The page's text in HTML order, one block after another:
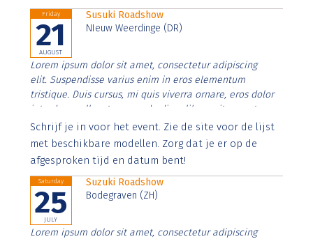
Friday
21
AUGUST
Susuki Roadshow
NIeuw Weerdinge (DR)
Lorem ipsum dolor sit amet, consectetur adipiscing
elit. Suspendisse varius enim in eros elementum
tristique. Duis cursus, mi quis viverra ornare, eros dolor
interdum nulla, ut commodo diam libero vitae erat.
Aenean faucibus nibh et justo cursus id rutrum lorem
imperdiet. Nunc ut sem vitae risus tristique posuere.
Schrijf je in voor het event. Zie de site voor de lijst
met beschikbare modellen. Zorg dat je er op de
afgesproken tijd en datum bent!
Saturday
25
JULY
Suzuki Roadshow
Bodegraven (ZH)
Lorem ipsum dolor sit amet, consectetur adipiscing